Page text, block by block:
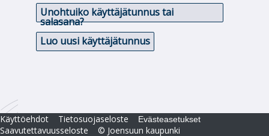
Unohtuiko käyttäjätunnus tai
salasana?
Luo uusi käyttäjätunnus
Käyttöehdot Tietosuojaseloste Evästeasetukset
Saavutettavuusseloste © Joensuun kaupunki